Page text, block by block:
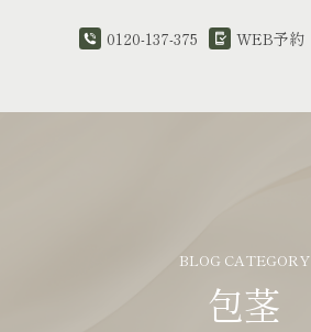
0120-137-375 WEB予約
BLOG CATEGORY
包茎